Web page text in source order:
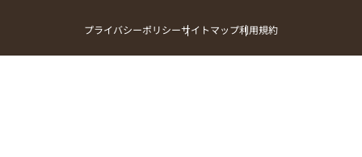
プライバシーポリシーサイトマップ利用規約